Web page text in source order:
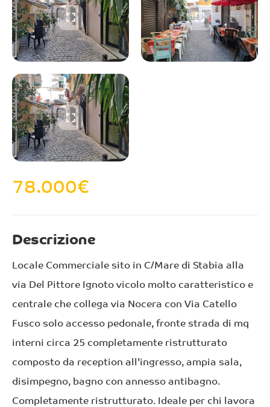
78.000€
Descrizione
Locale Commerciale sito in C/Mare di Stabia alla
via Del Pittore Ignoto vicolo molto caratteristico e
centrale che collega via Nocera con Via Catello
Fusco solo accesso pedonale, fronte strada di mq
interni circa 25 completamente ristrutturato
composto da reception all'ingresso, ampia sala,
disimpegno, bagno con annesso antibagno.
Completamente ristrutturato. Ideale per chi lavora